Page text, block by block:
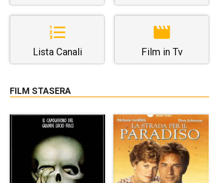
Lista Canali Film in Tv
FILM STASERA